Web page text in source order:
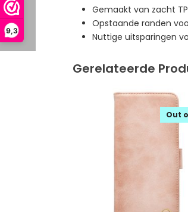
9,3
Gemaakt van zacht
Opstaande randen
Nuttige uitsparingen
Gerelateerde
Out